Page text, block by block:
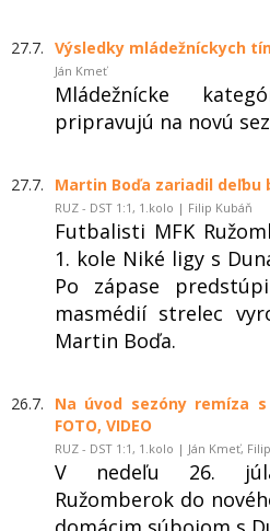
27.7. Výsledky mládežníckych
Ján Kmeť
Mládežnícke
pripravujú na novú
27.7. Martin Boďa zariadil deľbu
RUZ - DST 1:1, 1.kolo | Filip Kubáň
Futbalisti MFK
1. kole Niké ligy s
Po zápase
masmédií strelec
Martin Boďa.
26.7.
Na úvod sezóny remíza
FOTO, VIDEO
RUZ - DST 1:1, 1.kolo | Ján Kmeť,
V nedeľu 26.
Ružomberok do